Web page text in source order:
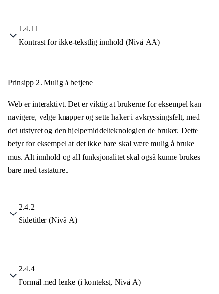
1.4.11
Kontrast for ikke-tekstlig innhold (Nivå AA)
Prinsipp 2. Mulig å betjene
Web er interaktivt. Det er viktig at brukerne for eksempel kan
navigere, velge knapper og sette haker i avkryssingsfelt, med
det utstyret og den hjelpemiddelteknologien de bruker. Dette
betyr for eksempel at det ikke bare skal være mulig å bruke
mus. Alt innhold og all funksjonalitet skal også kunne brukes
bare med tastaturet.
2.4.2
Sidetitler (Nivå A)
2.4.4
Formål med lenke (i kontekst, Nivå A)